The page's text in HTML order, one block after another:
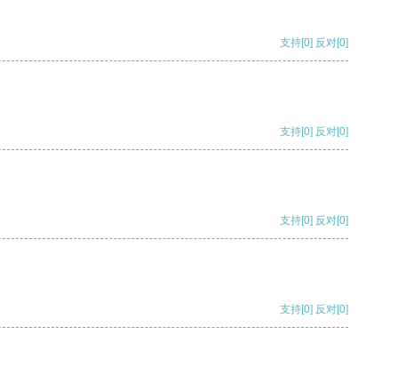
支持[0] 反对[0]
支持[0] 反对[0]
支持[0] 反对[0]
支持[0] 反对[0]